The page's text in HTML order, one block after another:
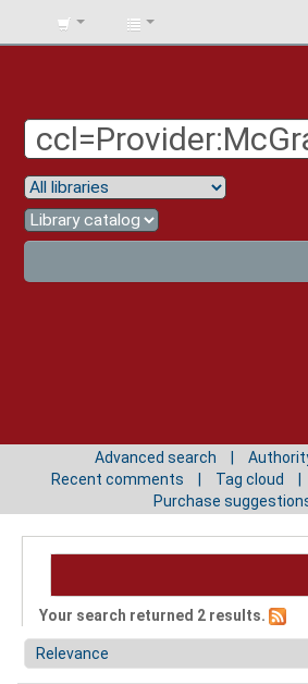
BIBLIOTECA
Advanced search
Recent comments
Tag cloud
Purchase
Your search returned 2 results.